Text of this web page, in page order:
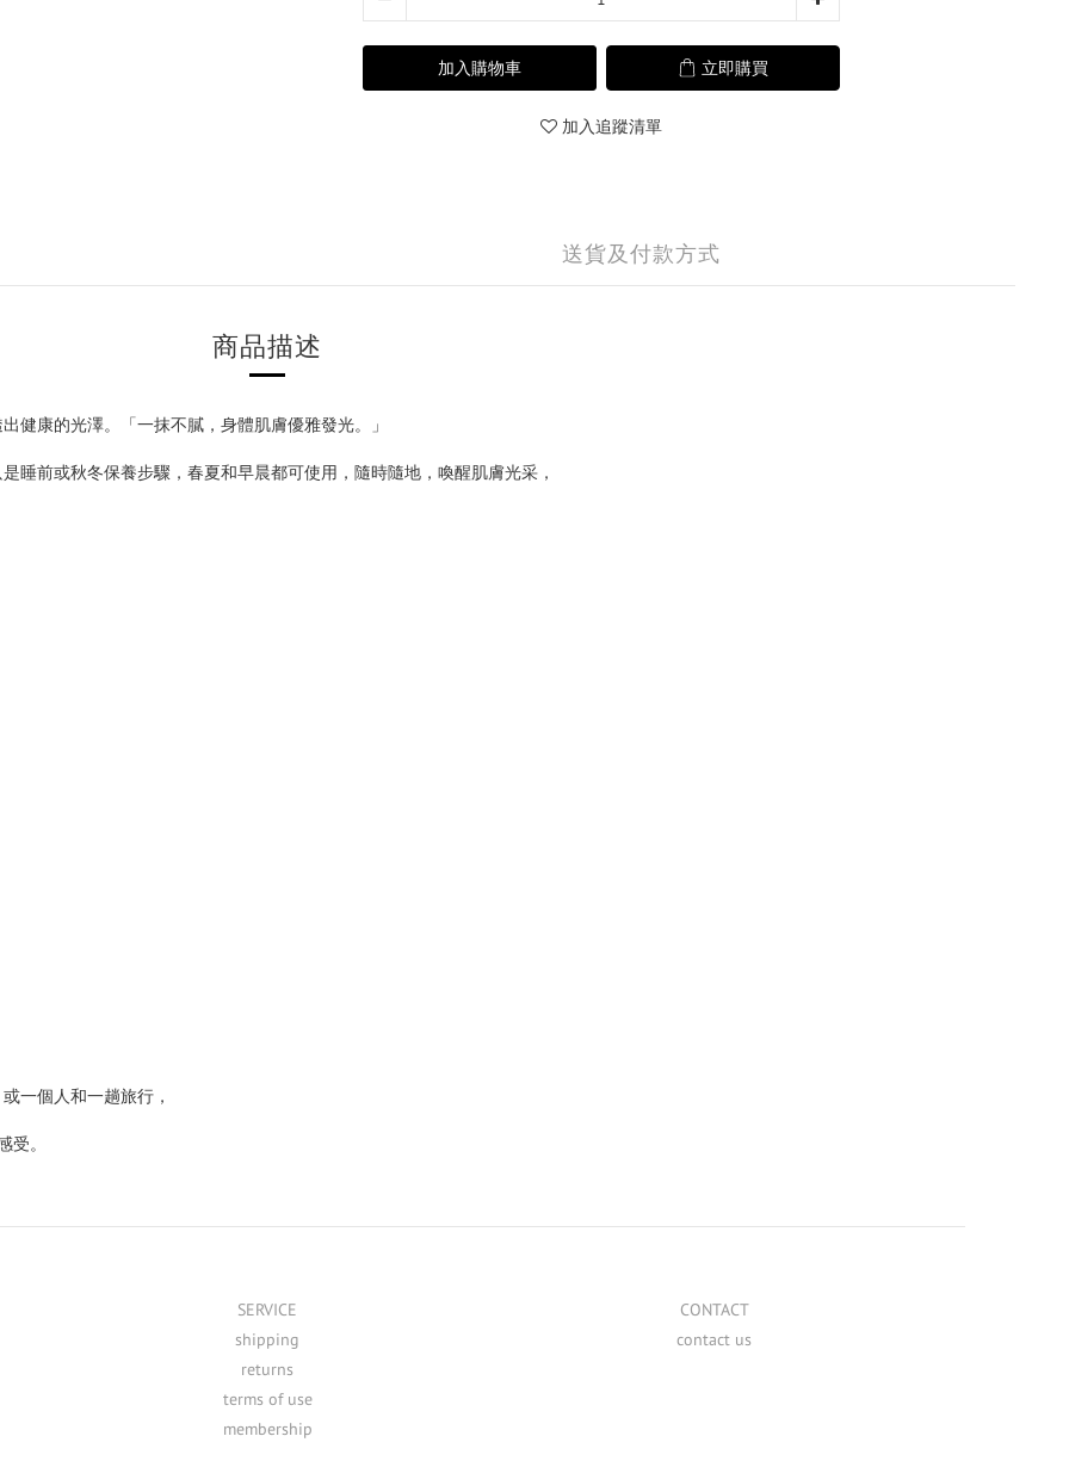
加入購物車 立即購買
加入追蹤清單
送貨及付款方式
商品描述
健康的光澤。「一抹不膩，身體肌膚優雅發光。」
睡前或秋冬保養步驟，春夏和早晨都可使用， 隨時隨地，喚醒肌膚光采，
一個人和一趟旅行，
受。
SERVICE
shipping
returns
terms of use
membership
CONTACT
contact us